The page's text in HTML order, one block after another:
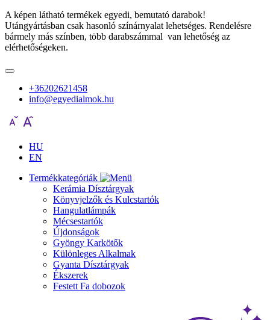
A képen látható termékek egyedi, bemutató darabok!
Utángyártásban csak hasonló színárnyalat lehetséges. Rendelésre
bármely más színben, több darabszámmal van lehetőség az
elérhetőségeken.
+36202621458
info@egyedialmok.hu
HU
EN
Termékkategóriák
Kerámia Dísztárgyak
Könyvjelzők és Kulcstartók
Hangulatlámpák
Mécsestartók
Újdonságok
Gyöngy Karkötők
Különleges Alkalmak
Gyanta Dísztárgyak
Ékszerek
Festett Fa dobozok